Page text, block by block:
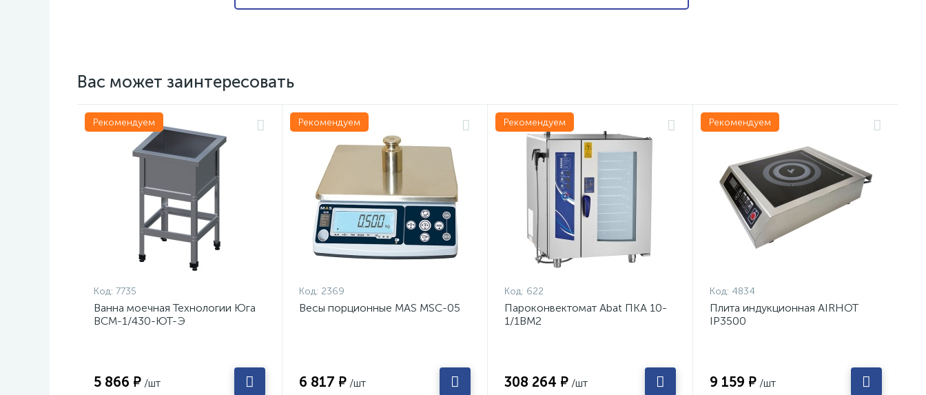
Вас может заинтересовать
Рекомендуем
Код: 7735
Ванна моечная Технологии Юга
ВСМ-1/430-ЮТ-Э
5 866 ₽ /шт
Рекомендуем
Код: 2369
Весы порционные MAS MSC-05
6 817 ₽ /шт
Рекомендуем
Код: 622
Пароконвектомат Abat ПКА 10-
1/1ВМ2
308 264 ₽ /шт
Рекомендуем
Код: 4834
Плита индукционная AIRHOT
IP3500
9 159 ₽ /шт